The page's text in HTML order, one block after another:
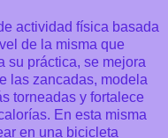
actividad física basada
de la misma que
su práctica, se mejora
las zancadas, modela
torneadas y fortalece
En esta misma
en una bicicleta